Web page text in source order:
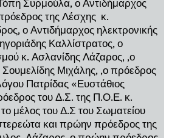
της Λέσχης κ.
ο Αντιδήμαρχος ηλεκτρονικής
Καλλίστρατος, ο
κ. Ασλανίδης Λάζαρος, ,ο
Μιχάλης, ,ο πρόεδρος
Πατρίδας «Ευστάθιος
του Δ.Σ. της Π.Ο.Ε. κ.
μέλος του Δ.Σ του Σωματείου
και πρώην πρόεδρος της